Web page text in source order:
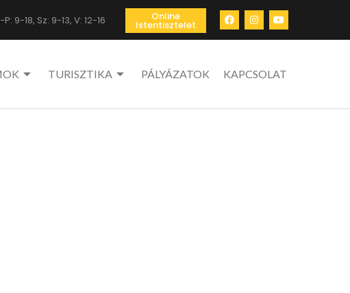
P: 9-18, Sz: 9-13, V: 12-16 Online
Istentisztelet
TURISZTIKA PÁLYÁZATOK KAPCSOLAT